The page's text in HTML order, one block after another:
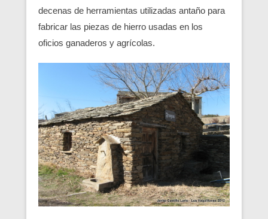
decenas de herramientas utilizadas antaño para
fabricar las piezas de hierro usadas en los
oficios ganaderos y agrícolas.